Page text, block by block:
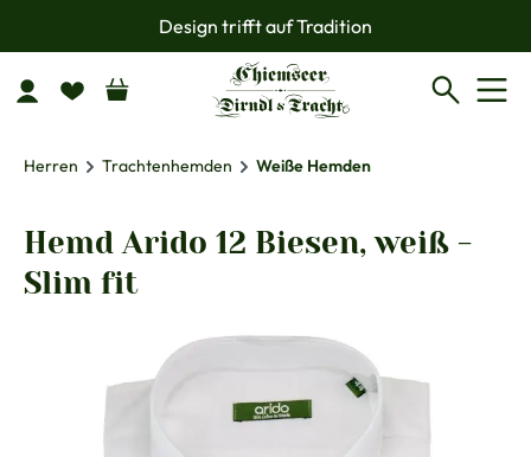
Zum Hauptinhalt springenDesign trifft auf Tradition
Herren Trachtenhemden Weiße Hemden
Hemd Arido 12 Biesen, weiß -
Slim fit